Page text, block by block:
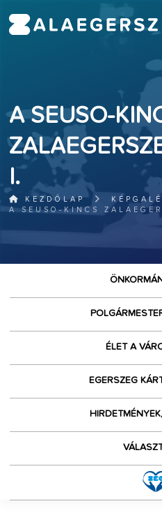
A SEUSO-
I.
KEZDŐLAP
A SEUSO-KINCS
ÉLET A
EGERSZEG